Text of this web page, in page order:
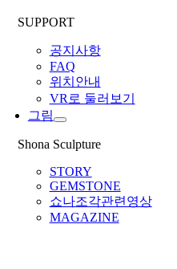
SUPPORT
공지사항
FAQ
위치안내
VR로 둘러보기
그림
Shona Sculpture
STORY
GEMSTONE
쇼나조각관련영상
MAGAZINE